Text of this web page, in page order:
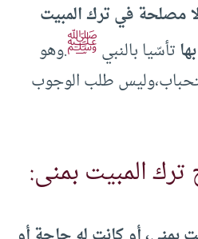
مصلحة في ترك المبيت
تأسّيا بالنبيﷺ.وهو
طلب الوجوب
المبيت بمنى: